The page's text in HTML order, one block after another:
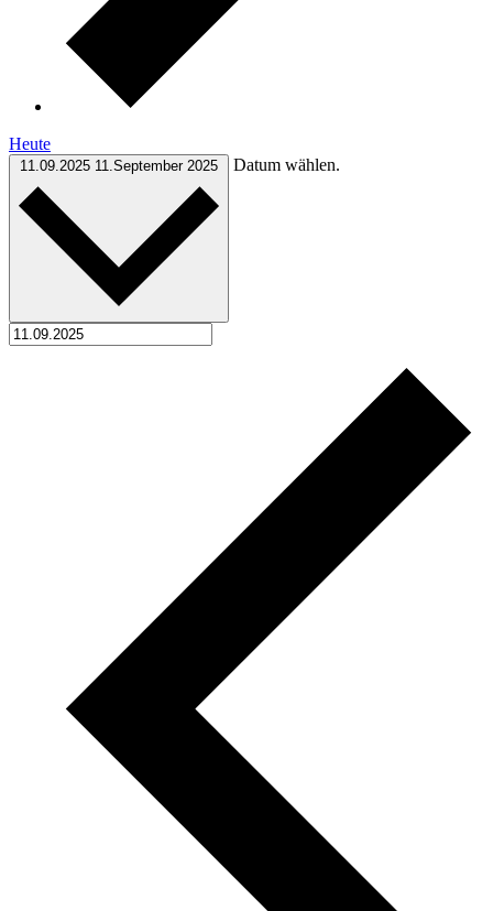
Heute
11.09.2025 11.September 2025 Datum wählen.